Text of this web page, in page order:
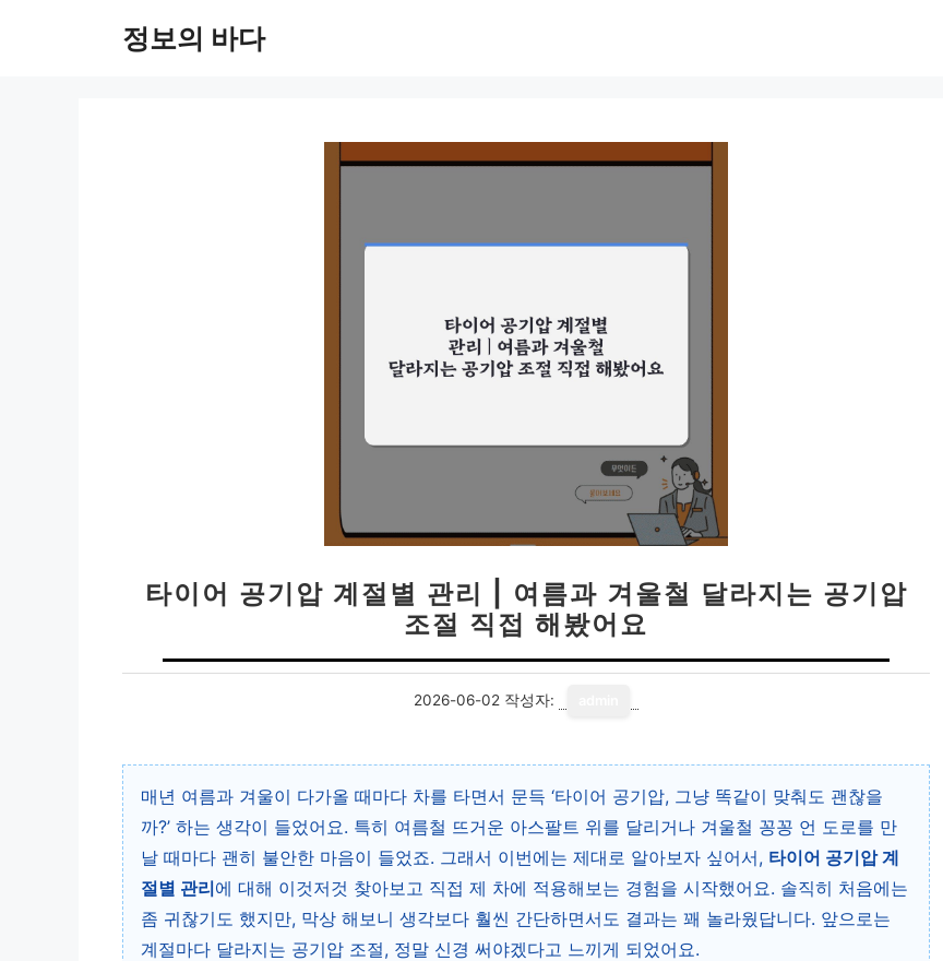
정보의 바다
타이어 공기압 계절별 관리 | 여름과 겨울철 달라지는 공기압
조절 직접 해봤어요
2026-06-02 작성자:
매년 여름과 겨울이 다가올 때마다 차를 타면서 문득 ‘타이어 공기압, 그냥 똑같이 맞춰도 괜찮을
까?’ 하는 생각이 들었어요. 특히 여름철 뜨거운 아스팔트 위를 달리거나 겨울철 꽁꽁 언 도로를 만
날 때마다 괜히 불안한 마음이 들었죠. 그래서 이번에는 제대로 알아보자 싶어서, 타이어 공기압 계
절별 관리에 대해 이것저것 찾아보고 직접 제 차에 적용해보는 경험을 시작했어요. 솔직히 처음에는
좀 귀찮기도 했지만, 막상 해보니 생각보다 훨씬 간단하면서도 결과는 꽤 놀라웠답니다. 앞으로는
계절마다 달라지는 공기압 조절, 정말 신경 써야겠다고 느끼게 되었어요.